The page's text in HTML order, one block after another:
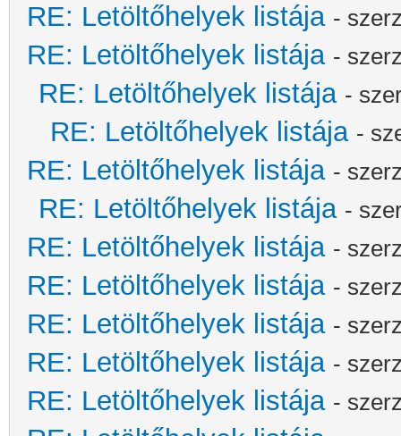
RE: Letöltőhelyek listája -
RE: Letöltőhelyek listája -
RE: Letöltőhelyek listája -
RE: Letöltőhelyek listája -
RE: Letöltőhelyek listája -
RE: Letöltőhelyek listája -
RE: Letöltőhelyek listája -
RE: Letöltőhelyek listája -
RE: Letöltőhelyek listája -
RE: Letöltőhelyek listája -
RE: Letöltőhelyek listája -